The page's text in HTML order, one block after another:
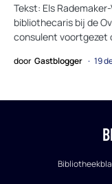
Tekst: Els
bibliothecaris bij de
consulent voortgezet
door Gastblogger 19